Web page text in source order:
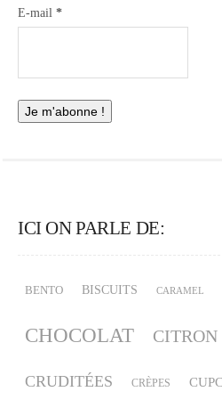
E-mail *
ICI ON PARLE DE:
BENTO BISCUITS CARAMEL
CHOCOLAT CITRON
CRUDITÉES CRÈPES